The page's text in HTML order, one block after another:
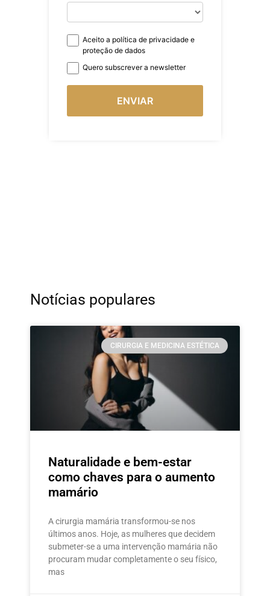
Aceito a política de privacidade e
proteção de dados
Quero subscrever a newsletter
ENVIAR
Notícias populares
CIRURGIA E MEDICINA ESTÉTICA
Naturalidade e bem-estar
como chaves para o aumento
mamário
A cirurgia mamária transformou-se nos
últimos anos. Hoje, as mulheres que decidem
submeter-se a uma intervenção mamária não
procuram mudar completamente o seu físico,
mas